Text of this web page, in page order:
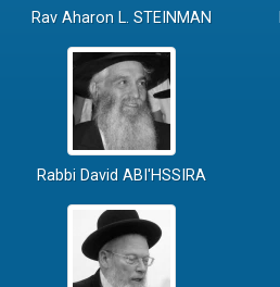
Rav Aharon L. STEINMAN
Rabbi David ABI'HSSIRA